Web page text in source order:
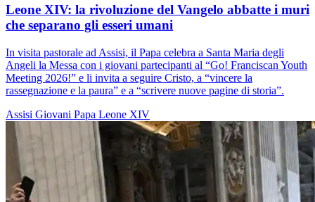
Leone XIV: la rivoluzione del Vangelo abbatte i muri
che separano gli esseri umani
In visita pastorale ad Assisi, il Papa celebra a Santa Maria degli
Angeli la Messa con i giovani partecipanti al “Go! Franciscan Youth
Meeting 2026!” e li invita a seguire Cristo, a “vincere la
rassegnazione e la paura” e a “scrivere nuove pagine di storia”.
Assisi Giovani Papa Leone XIV